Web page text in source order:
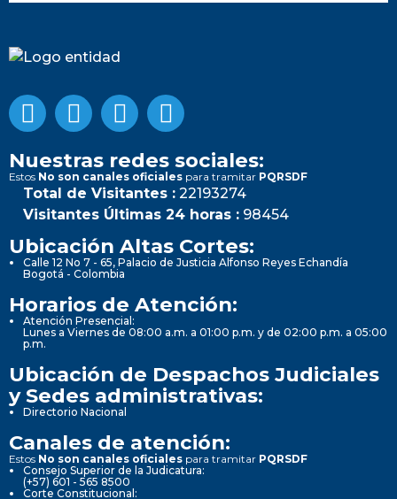
Nuestras redes sociales:
Estos No son canales oficiales para tramitar PQRSDF
Total de Visitantes : 22193274
Visitantes Últimas 24 horas : 98454
Ubicación Altas Cortes:
Calle 12 No 7 - 65, Palacio de Justicia Alfonso Reyes Echandía
Bogotá - Colombia
Horarios de Atención:
Atención Presencial:
Lunes a Viernes de 08:00 a.m. a 01:00 p.m. y de 02:00 p.m. a 05:00
p.m.
Ubicación de Despachos Judiciales
y Sedes administrativas:
Directorio Nacional
Canales de atención:
Estos No son canales oficiales para tramitar PQRSDF
Consejo Superior de la Judicatura:
(+57) 601 - 565 8500
Corte Constitucional: